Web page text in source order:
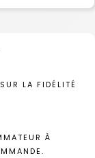
LA FIDÉLITÉ
À